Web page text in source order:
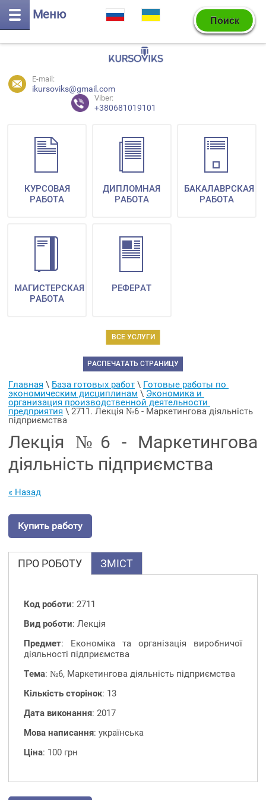
Меню
E-mail:
ikursoviks@gmail.com
Viber:
+380681019101
ВСЕ УСЛУГИ
КУРСОВАЯ
РАБОТА
ДИПЛОМНАЯ
РАБОТА
БАКАЛАВРСКАЯ
РАБОТА
МАГИСТЕРСКАЯ
РАБОТА
РЕФЕРАТ
РАСПЕЧАТАТЬ СТРАНИЦУ
Главная \ База готовых работ \ Готовые работы по
экономическим дисциплинам \ Экономика и
организация производственной деятельности
предприятия \ 2711. Лекція №6 - Маркетингова діяльність
підприємства
Лекція №6 - Маркетингова
діяльність підприємства
« Назад
Купить работу
ПРО РОБОТУ ЗМІСТ
Код роботи: 2711
Вид роботи: Лекція
Предмет: Економіка та організація виробничої
діяльності підприємства
Тема: №6, Маркетингова діяльність підприємства
Кількість сторінок: 13
Дата виконання: 2017
Мова написання: українська
Ціна: 100 грн